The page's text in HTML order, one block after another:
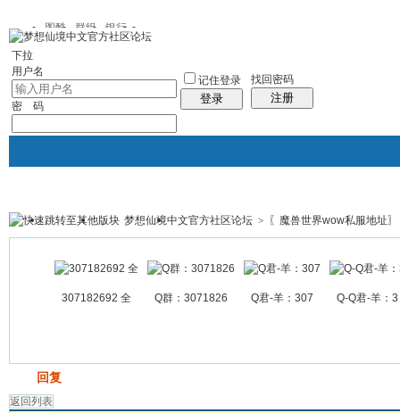
图酷 群组 银行
下拉
用户名
密 码
记住登录
登录
找回密码
注册
银行 群组聚合 我的空间
帖子
梦想仙境中文官方社区论坛 > 〖魔兽世界wow私服地址〗
307182692 全 Q群：3071826 Q君-羊：307 Q-Q君-羊：3
回复
返回列表